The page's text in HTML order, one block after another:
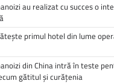
au realizat cu succes o
primul hotel din lume
din China intră în teste
gătitul și curățenia